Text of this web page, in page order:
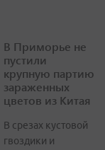
В Приморье не
пустили
крупную партию
зараженных
цветов из Китая
В срезах кустовой
гвоздики и